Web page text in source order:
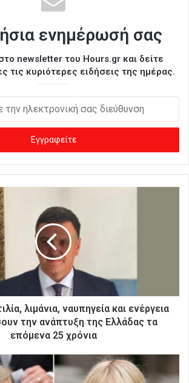
ενημέρωσή σας
newsletter του Hours.gr και δείτε
τις κυριότερες ειδήσεις της ημέρας.
λιμάνια, ναυπηγεία και ενέργεια
την ανάπτυξη της Ελλάδας τα
επόμενα 25 χρόνια